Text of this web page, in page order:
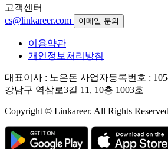
고객센터
cs@linkareer.com
이메일 문의
이용약관
개인정보처리방침
대표이사 : 노은돈 사업자등록번호 :
강남구 역삼로3길 11, 10층 1003호
Copyright © Linkareer. All Rights